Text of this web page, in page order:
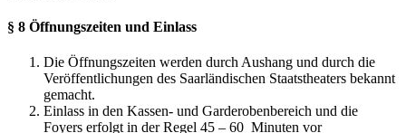
§ 8 Öffnungszeiten und Einlass
Die Öffnungszeiten werden durch Aushang und durch die
Veröffentlichungen des Saarländischen Staatstheaters bekannt
gemacht.
Einlass in den Kassen- und Garderobenbereich und die
Foyers erfolgt in der Regel 45 – 60 Minuten vor